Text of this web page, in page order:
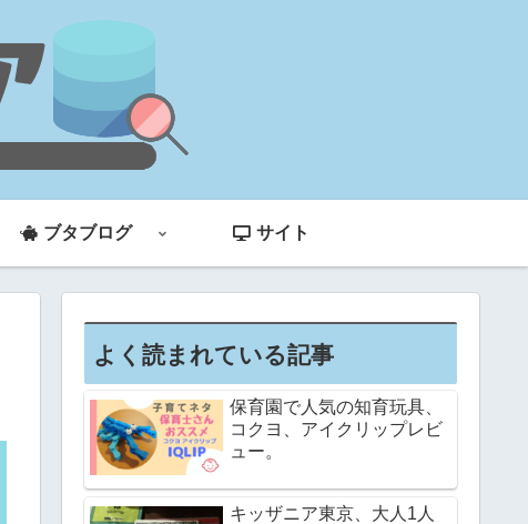
ブタブログ サイト
よく読まれている記事
保育園で人気の知育玩具、
コクヨ、アイクリップレビ
ュー。
キッザニア東京、大人1人